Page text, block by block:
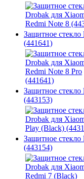
Защитное
(441641)
Защитное
(443153)
Защитное
(443154)